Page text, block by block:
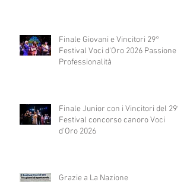
Finale Giovani e Vincitori 29°
Festival Voci d'Oro 2026 Passione e
Professionalità
Finale Junior con i Vincitori del 29°
Festival concorso canoro Voci
d'Oro 2026
Grazie a La Nazione